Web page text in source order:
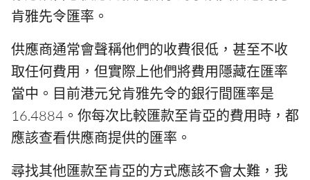
肯雅先令匯率。
供應商通常會聲稱他們的收費很低，甚至不收
取任何費用，但實際上他們將費用隱藏在匯率
當中。目前港元兌肯雅先令的銀行間匯率是
16.4884。你每次比較匯款至肯亞的費用時，都
應該查看供應商提供的匯率。
尋找其他匯款至肯亞的方式應該不會太難，我